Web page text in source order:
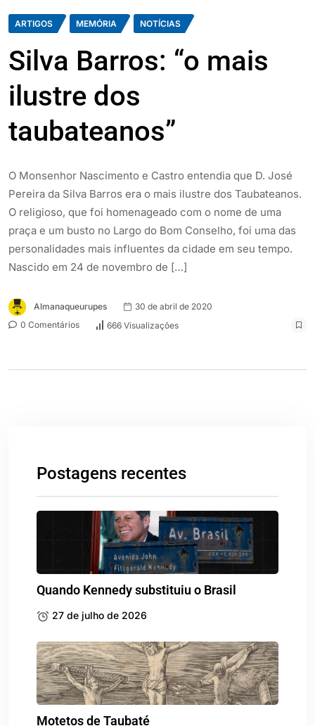
ARTIGOS MEMÓRIA NOTÍCIAS
Silva Barros: “o mais
ilustre dos
taubateanos”
O Monsenhor Nascimento e Castro entendia que D. José
Pereira da Silva Barros era o mais ilustre dos Taubateanos.
O religioso, que foi homenageado com o nome de uma
praça e um busto no Largo do Bom Conselho, foi uma das
personalidades mais influentes da cidade em seu tempo.
Nascido em 24 de novembro de […]
Almanaqueurupes
30 de abril de 2020
0 Comentários
666 Visualizações
Postagens recentes
Quando Kennedy substituiu o Brasil
27 de julho de 2026
Motetos de Taubaté